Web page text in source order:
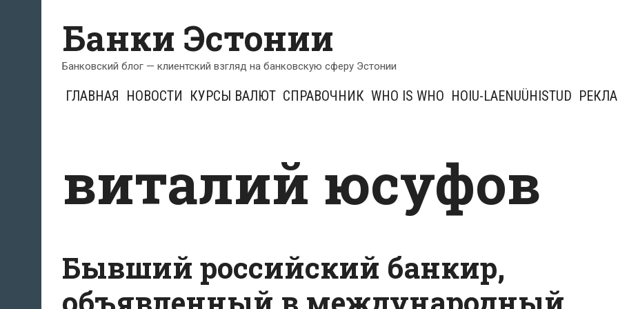
содержимому
Банки Эстонии
Банковский блог — клиентский взгляд на банковскую сферу Эстонии
ГЛАВНАЯ НОВОСТИ КУРСЫ ВАЛЮТ СПРАВОЧНИК WHO IS WHO HOIU-LAENUÜHISTUD
виталий юсуфов
Бывший российский банкир,